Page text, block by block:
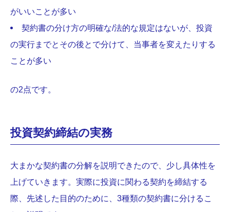
がいいことが多い
契約書の分け方の明確な/法的な規定はないが、投資
の実行までとその後とで分けて、当事者を変えたりする
ことが多い
の2点です。
投資契約締結の実務
大まかな契約書の分解を説明できたので、少し具体性を
上げていきます。実際に投資に関わる契約を締結する
際、先述した目的のために、3種類の契約書に分けるこ